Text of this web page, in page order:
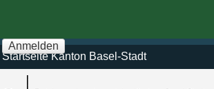
Startseite Kanton Basel-Stadt
Anmelden
|
Direkt
zur
Navigation